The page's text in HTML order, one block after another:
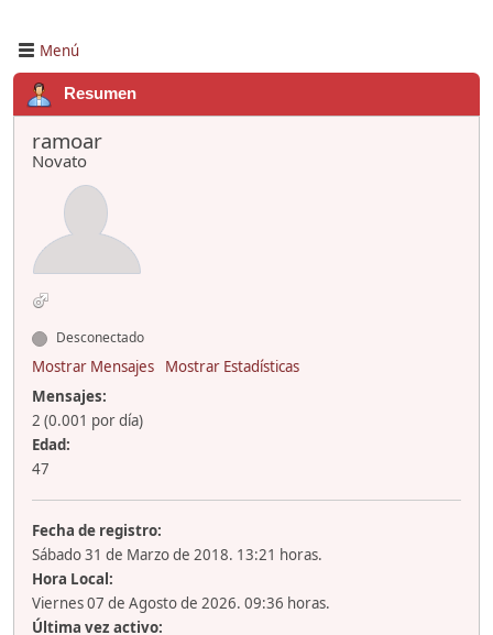
Menú
Resumen
ramoar
Novato
Desconectado
Mostrar Mensajes
Mostrar Estadísticas
Mensajes:
2 (0.001 por día)
Edad:
47
Fecha de registro:
Sábado 31 de Marzo de 2018. 13:21 horas.
Hora Local:
Viernes 07 de Agosto de 2026. 09:36 horas.
Última vez activo: